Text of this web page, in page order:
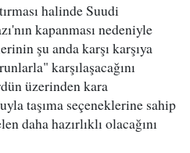
halinde Suudi
kapanması nedeniyle
şu anda karşı karşıya
karşılaşacağını
üzerinden kara
taşıma seçeneklerine sahip
daha hazırlıklı olacağını